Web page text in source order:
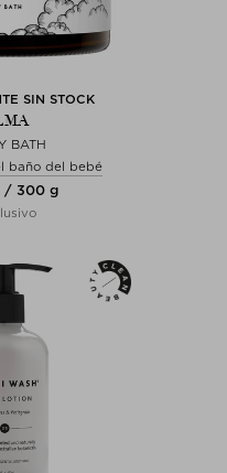
SIN STOCK
BATH
baño del bebé
/ 300 g